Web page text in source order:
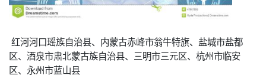
红河河口瑶族自治县、内蒙古赤峰市翁牛特旗、盐城市盐都
区、酒泉市肃北蒙古族自治县、三明市三元区、杭州市临安
区、永州市蓝山县